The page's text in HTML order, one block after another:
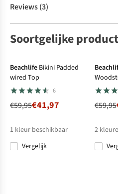
Reviews(3)
Soortgelijke
-30%
Beachlife Bikini Padded
wired Top
6
€59,95€41,97
1 kleur beschikbaar
Vergelijk
€59,95
2
%
%